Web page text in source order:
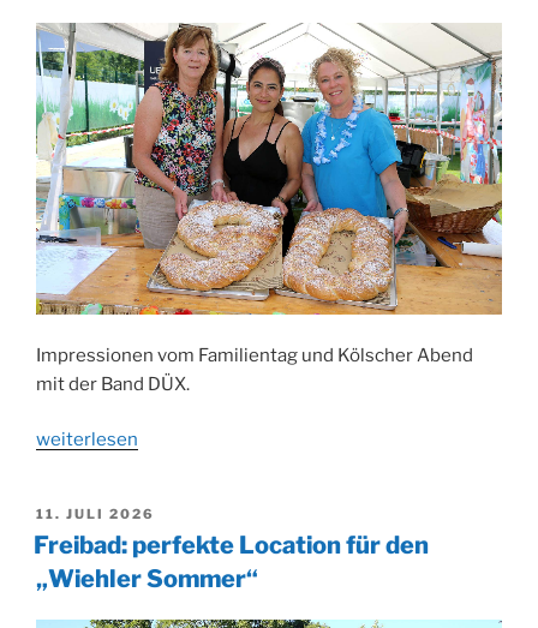
Musik“
Impressionen vom Familientag und Kölscher Abend
mit der Band DÜX.
„90
Bielstein:
Familientag
und
weiterlesen
VERÖFFENTLICHT
AM
11. JULI 2026
Freibad: perfekte Location für den
„Wiehler Sommer“